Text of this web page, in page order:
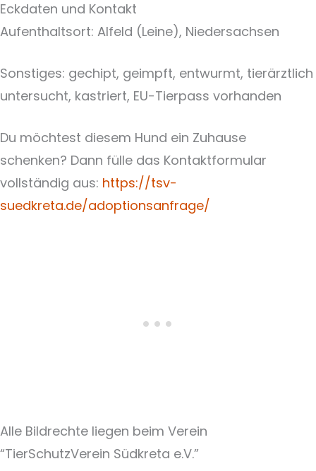
Eckdaten und Kontakt
Aufenthaltsort: Alfeld (Leine), Niedersachsen
Sonstiges: gechipt, geimpft, entwurmt, tierärztlich
untersucht, kastriert, EU-Tierpass vorhanden
Du möchtest diesem Hund ein Zuhause
schenken? Dann fülle das Kontaktformular
vollständig aus: https://tsv-
suedkreta.de/adoptionsanfrage/
Alle Bildrechte liegen beim Verein
“TierSchutzVerein Südkreta e.V.”